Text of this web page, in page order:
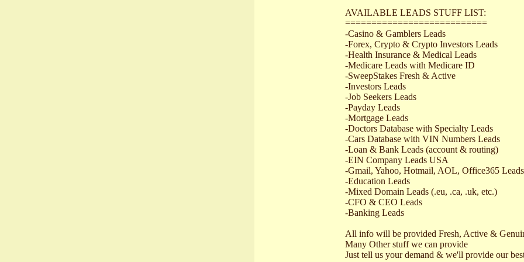
AVAILABLE LEADS STUFF LIST:
===========================
-Casino & Gamblers Leads
-Forex, Crypto & Crypto Investors Leads
-Health Insurance & Medical Leads
-Medicare Leads with Medicare ID
-SweepStakes Fresh & Active
-Investors Leads
-Job Seekers Leads
-Payday Leads
-Mortgage Leads
-Doctors Database with Specialty Leads
-Cars Database with VIN Numbers Leads
-Loan & Bank Leads (account & routing)
-EIN Company Leads USA
-Gmail, Yahoo, Hotmail, AOL, Office365 Leads
-Education Leads
-Mixed Domain Leads (.eu, .ca, .uk, etc.)
-CFO & CEO Leads
-Banking Leads
All info will be provided Fresh, Active &
Many Other stuff we can provide
Just tell us your demand & we'll provide our